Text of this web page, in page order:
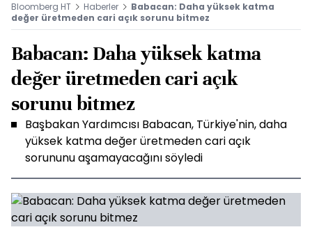
Bloomberg HT Haberler
Babacan: Daha yüksek katma
değer üretmeden cari açık sorunu bitmez
Babacan: Daha yüksek katma
değer üretmeden cari açık
sorunu bitmez
Başbakan Yardımcısı Babacan, Türkiye'nin, daha
yüksek katma değer üretmeden cari açık
sorununu aşamayacağını söyledi